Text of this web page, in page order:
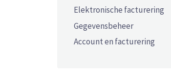
Elektronische facturering
Gegevensbeheer
Account en facturering